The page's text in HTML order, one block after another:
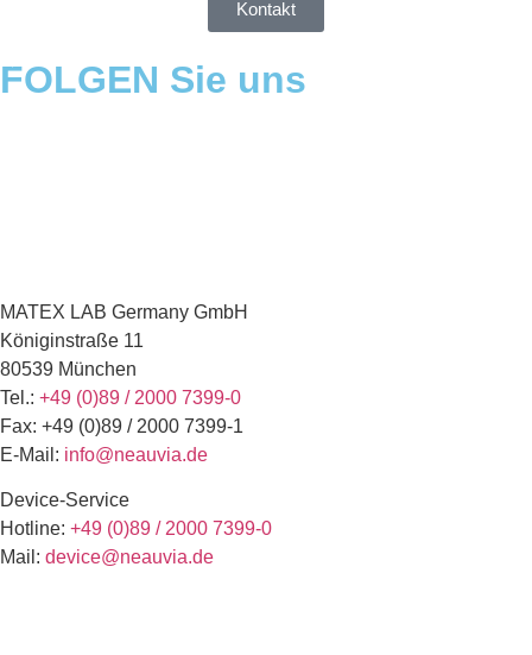
Kontakt
FOLGEN Sie uns
MATEX LAB Germany GmbH
Königinstraße 11
80539 München
Tel.: +49 (0)89 / 2000 7399-0
Fax: +49 (0)89 / 2000 7399-1
E-Mail: info@neauvia.de
Device-Service
Hotline: +49 (0)89 / 2000 7399-0
Mail: device@neauvia.de